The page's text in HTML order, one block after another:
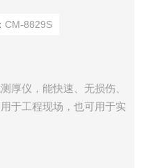
CM-8829S
厚仪，能快速、无损伤、
于工程现场，也可用于实
商检等检测领域；是材料